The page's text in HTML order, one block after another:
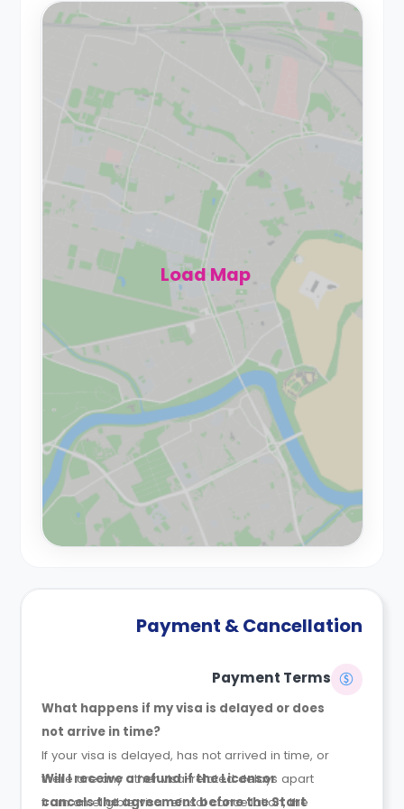
Load Map
Payment & Cancellation
Payment Terms
What happens if my visa is delayed or does
not arrive in time?
If your visa is delayed, has not arrived in time, or
there are any other visa-related delays apart
from an eligible visa refusal cancellation, the
Will I receive a refund if the Licensor
cancels the agreement before the Start